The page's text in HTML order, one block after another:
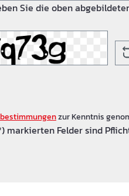
Sie die oben
zur Kenntnis
markierten Felder sind